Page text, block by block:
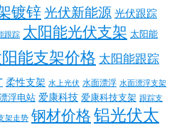
镀锌光伏新能源 光伏跟踪
跟踪 太阳能光伏支架 太阳能
能支架价格 太阳能跟踪
柔性支架 水上光伏 水面漂浮 水面漂浮支架
浮电站 爱康科技 爱康科技支架 跟踪支
架走势 钢材价格 铝光伏太